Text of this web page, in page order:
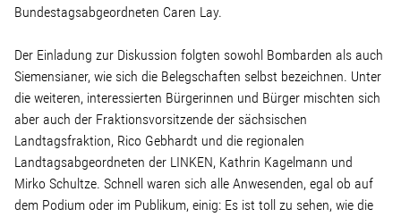
Wohnopoly
Das Buch
Leseprobe
Bundestagsabgeordneten Caren Lay.
Der Einladung zur Diskussion folgten sowohl Bombarden als auch
Siemensianer, wie sich die Belegschaften selbst bezeichnen. Unter
die weiteren, interessierten Bürgerinnen und Bürger mischten sich
aber auch der Fraktionsvorsitzende der sächsischen
Landtagsfraktion, Rico Gebhardt und die regionalen
Landtagsabgeordneten der LINKEN, Kathrin Kagelmann und
Mirko Schultze. Schnell waren sich alle Anwesenden, egal ob auf
dem Podium oder im Publikum, einig: Es ist toll zu sehen, wie die